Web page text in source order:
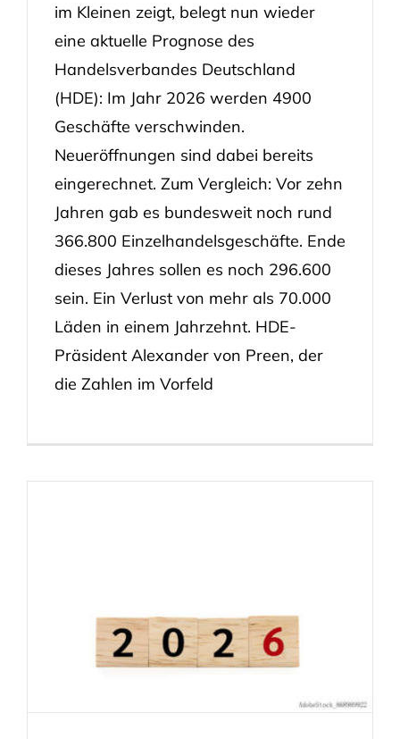
im Kleinen zeigt, belegt nun wieder
eine aktuelle Prognose des
Handelsverbandes Deutschland
(HDE): Im Jahr 2026 werden 4900
Geschäfte verschwinden.
Neueröffnungen sind dabei bereits
eingerechnet. Zum Vergleich: Vor zehn
Jahren gab es bundesweit noch rund
366.800 Einzelhandelsgeschäfte. Ende
dieses Jahres sollen es noch 296.600
sein. Ein Verlust von mehr als 70.000
Läden in einem Jahrzehnt. HDE-
Präsident Alexander von Preen, der
die Zahlen im Vorfeld